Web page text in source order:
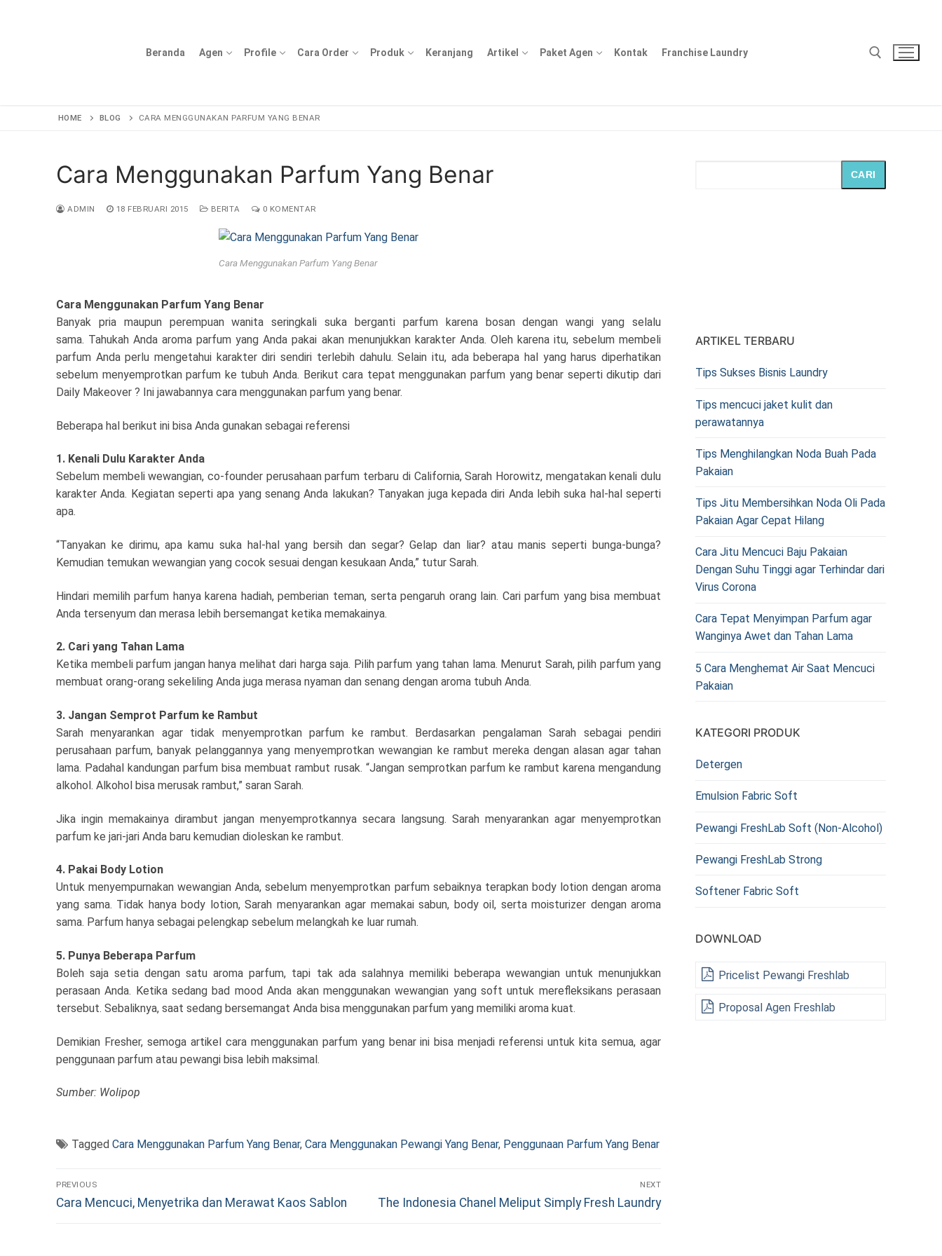
Beranda Agen Profile Cara Order Produk Keranjang Artikel Paket Agen Kontak Franchise Laundry
HOME BLOG CARA MENGGUNAKAN PARFUM YANG BENAR
Cara Menggunakan Parfum Yang Benar
ADMIN 18 FEBRUARI 2015 BERITA 0 KOMENTAR
Cara Menggunakan Parfum Yang Benar
Cara Menggunakan Parfum Yang Benar
Banyak pria maupun perempuan wanita seringkali suka berganti parfum karena bosan dengan wangi yang selalu
sama. Tahukah Anda aroma parfum yang Anda pakai akan menunjukkan karakter Anda. Oleh karena itu, sebelum membeli
parfum Anda perlu mengetahui karakter diri sendiri terlebih dahulu. Selain itu, ada beberapa hal yang harus diperhatikan
sebelum menyemprotkan parfum ke tubuh Anda. Berikut cara tepat menggunakan parfum yang benar seperti dikutip dari
Daily Makeover ? Ini jawabannya cara menggunakan parfum yang benar.
Beberapa hal berikut ini bisa Anda gunakan sebagai referensi
1. Kenali Dulu Karakter Anda
Sebelum membeli wewangian, co-founder perusahaan parfum terbaru di California, Sarah Horowitz, mengatakan kenali dulu
karakter Anda. Kegiatan seperti apa yang senang Anda lakukan? Tanyakan juga kepada diri Anda lebih suka hal-hal seperti
apa.
“Tanyakan ke dirimu, apa kamu suka hal-hal yang bersih dan segar? Gelap dan liar? atau manis seperti bunga-bunga?
Kemudian temukan wewangian yang cocok sesuai dengan kesukaan Anda,” tutur Sarah.
Hindari memilih parfum hanya karena hadiah, pemberian teman, serta pengaruh orang lain. Cari parfum yang bisa membuat
Anda tersenyum dan merasa lebih bersemangat ketika memakainya.
2. Cari yang Tahan Lama
Ketika membeli parfum jangan hanya melihat dari harga saja. Pilih parfum yang tahan lama. Menurut Sarah, pilih parfum yang
membuat orang-orang sekeliling Anda juga merasa nyaman dan senang dengan aroma tubuh Anda.
3. Jangan Semprot Parfum ke Rambut
Sarah menyarankan agar tidak menyemprotkan parfum ke rambut. Berdasarkan pengalaman Sarah sebagai pendiri
perusahaan parfum, banyak pelanggannya yang menyemprotkan wewangian ke rambut mereka dengan alasan agar tahan
lama. Padahal kandungan parfum bisa membuat rambut rusak. “Jangan semprotkan parfum ke rambut karena mengandung
alkohol. Alkohol bisa merusak rambut,” saran Sarah.
Jika ingin memakainya dirambut jangan menyemprotkannya secara langsung. Sarah menyarankan agar menyemprotkan
parfum ke jari-jari Anda baru kemudian dioleskan ke rambut.
4. Pakai Body Lotion
Untuk menyempurnakan wewangian Anda, sebelum menyemprotkan parfum sebaiknya terapkan body lotion dengan aroma
yang sama. Tidak hanya body lotion, Sarah menyarankan agar memakai sabun, body oil, serta moisturizer dengan aroma
sama. Parfum hanya sebagai pelengkap sebelum melangkah ke luar rumah.
5. Punya Beberapa Parfum
Boleh saja setia dengan satu aroma parfum, tapi tak ada salahnya memiliki beberapa wewangian untuk menunjukkan
perasaan Anda. Ketika sedang bad mood Anda akan menggunakan wewangian yang soft untuk merefleksikans perasaan
tersebut. Sebaliknya, saat sedang bersemangat Anda bisa menggunakan parfum yang memiliki aroma kuat.
Demikian Fresher, semoga artikel cara menggunakan parfum yang benar ini bisa menjadi referensi untuk kita semua, agar
penggunaan parfum atau pewangi bisa lebih maksimal.
Sumber: Wolipop
Tagged Cara Menggunakan Parfum Yang Benar, Cara Menggunakan Pewangi Yang Benar, Penggunaan Parfum Yang Benar
Navigasi
pos
PREVIOUS
Previous
Cara Mencuci, Menyetrika dan Merawat Kaos Sablon
NEXT
Next
The Indonesia Chanel Meliput Simply Fresh Laundry
CARI
ARTIKEL TERBARU
Tips Sukses Bisnis Laundry
Tips mencuci jaket kulit dan
perawatannya
Tips Menghilangkan Noda Buah Pada
Pakaian
Tips Jitu Membersihkan Noda Oli Pada
Pakaian Agar Cepat Hilang
Cara Jitu Mencuci Baju Pakaian
Dengan Suhu Tinggi agar Terhindar dari
Virus Corona
Cara Tepat Menyimpan Parfum agar
Wanginya Awet dan Tahan Lama
5 Cara Menghemat Air Saat Mencuci
Pakaian
KATEGORI PRODUK
Detergen
Emulsion Fabric Soft
Pewangi FreshLab Soft (Non-Alcohol)
Pewangi FreshLab Strong
Softener Fabric Soft
DOWNLOAD
Pricelist Pewangi Freshlab
Proposal Agen Freshlab